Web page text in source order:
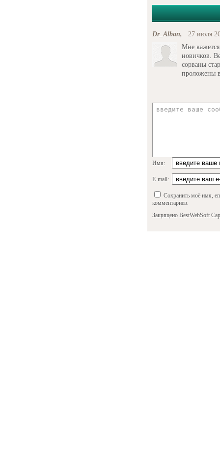
Dr_Alban,
27 июля
Мне
новичков.
сорваны
проложены
Имя:
E-mail:
Сохранить моё имя,
комментариев.
Защищено BestWebSoft